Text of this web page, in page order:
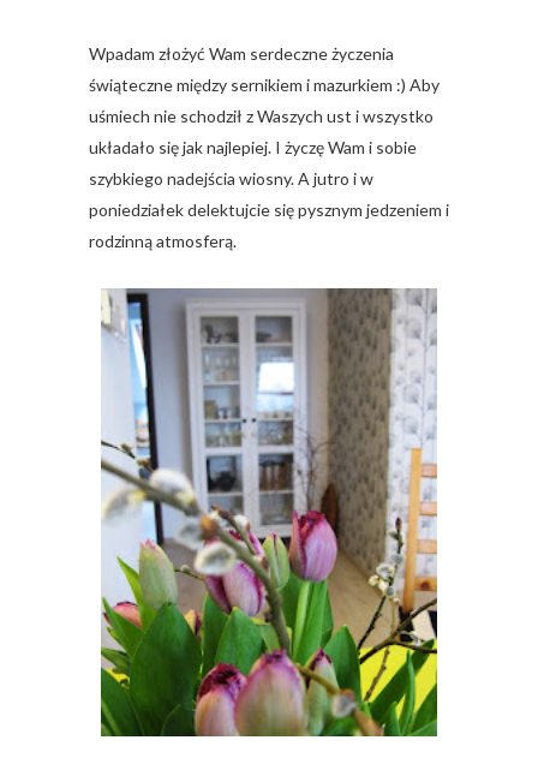
Wpadam złożyć Wam serdeczne życzenia
świąteczne między sernikiem i mazurkiem :) Aby
uśmiech nie schodził z Waszych ust i wszystko
układało się jak najlepiej. I życzę Wam i sobie
szybkiego nadejścia wiosny. A jutro i w
poniedziałek delektujcie się pysznym jedzeniem i
rodzinną atmosferą.